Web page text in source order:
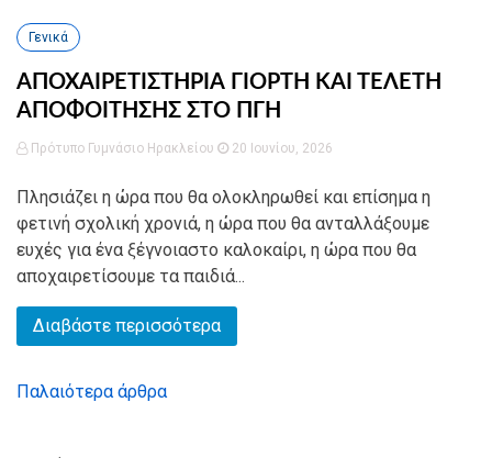
Γενικά
ΑΠΟΧΑΙΡΕΤΙΣΤΗΡΙΑ ΓΙΟΡΤΗ ΚΑΙ ΤΕΛΕΤΗ
ΑΠΟΦΟΙΤΗΣΗΣ ΣΤΟ ΠΓΗ
Πρότυπο Γυμνάσιο Ηρακλείου 20 Ιουνίου, 2026
Πλησιάζει η ώρα που θα ολοκληρωθεί και επίσημα η
φετινή σχολική χρονιά, η ώρα που θα ανταλλάξουμε
ευχές για ένα ξέγνοιαστο καλοκαίρι, η ώρα που θα
αποχαιρετίσουμε τα παιδιά...
Διαβάστε περισσότερα
Πλοήγηση
Παλαιότερα άρθρα